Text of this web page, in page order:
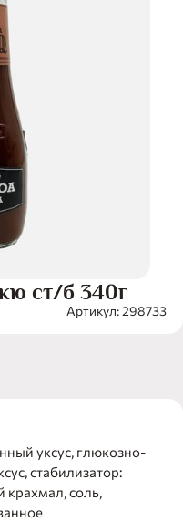
ст/б 340г
Артикул: 298733
уксус, глюкозно-
стабилизатор:
соль,